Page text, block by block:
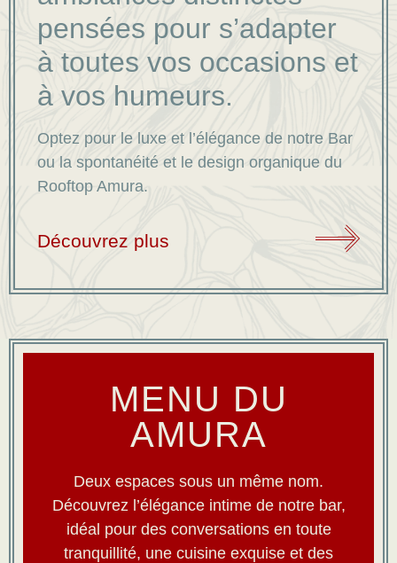
pensées pour s’adapter
à toutes vos occasions et
à vos humeurs.
Optez pour le luxe et l’élégance de notre Bar
ou la spontanéité et le design organique du
Rooftop Amura.
Découvrez plus
MENU DU
AMURA
Deux espaces sous un même nom.
Découvrez l’élégance intime de notre bar,
idéal pour des conversations en toute
tranquillité, une cuisine exquise et des